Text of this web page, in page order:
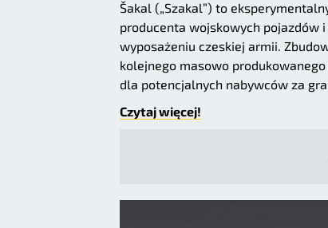
Šakal („Szakal”) to
producenta wojskowych pojazdów i
wyposażeniu czeskiej armii.
kolejnego masowo
dla potencjalnych nabywców za
Czytaj więcej!